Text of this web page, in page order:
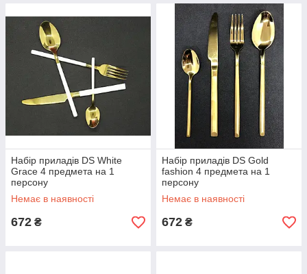
Набір приладів DS White
Grace 4 предмета на 1
персону
Немає в наявності
672 ₴
Набір приладів DS Gold
fashion 4 предмета на 1
персону
Немає в наявності
672 ₴